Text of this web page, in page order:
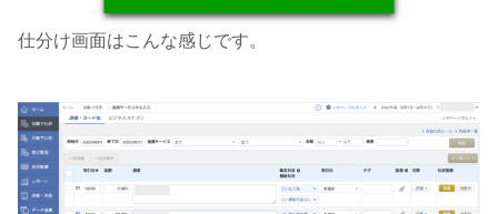
仕分け画面はこんな感じです。